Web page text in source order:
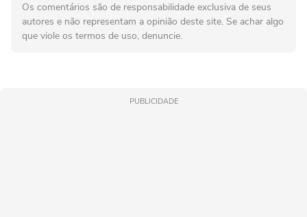
Os comentários são de responsabilidade exclusiva de seus
autores e não representam a opinião deste site. Se achar algo
que viole os termos de uso, denuncie.
PUBLICIDADE